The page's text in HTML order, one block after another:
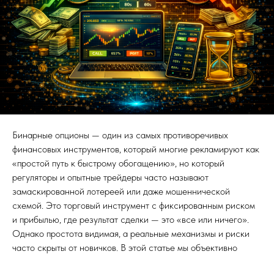
Бинарные опционы — один из самых противоречивых
финансовых инструментов, который многие рекламируют как
«простой путь к быстрому обогащению», но который
регуляторы и опытные трейдеры часто называют
замаскированной лотереей или даже мошеннической
схемой. Это торговый инструмент с фиксированным риском
и прибылью, где результат сделки — это «все или ничего».
Однако простота видимая, а реальные механизмы и риски
часто скрыты от новичков. В этой статье мы объективно